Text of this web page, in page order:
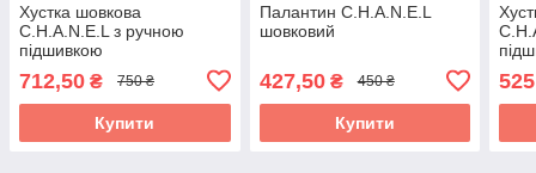
Хустка шовкова
C.H.A.N.E.L з ручною
підшивкою
712,50 ₴ 750 ₴
Купити
Палантин C.H.A.N.E.L
шовковий
427,50₴ 450 ₴
Купити
525